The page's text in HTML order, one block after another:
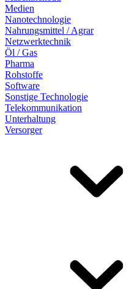
Medien
Nanotechnologie
Nahrungsmittel / Agrar
Netzwerktechnik
Öl / Gas
Pharma
Rohstoffe
Software
Sonstige Technologie
Telekommunikation
Unterhaltung
Versorger